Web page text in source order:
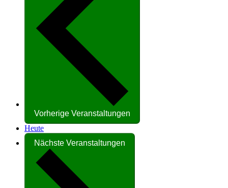
Vorherige Veranstaltungen
Heute
Nächste Veranstaltungen